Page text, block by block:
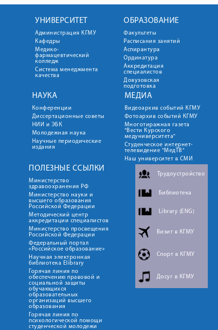
УНИВЕРСИТЕТ
Администрация КГМУ
Кафедры
Медико-
фармацевтический
колледж
Система менеджмента
качества
ОБРАЗОВАНИЕ
Факультеты
Расписания занятий
Аспирантура
Ординатура
Аккредитация
специалистов
Довузовская
подготовка
НАУКА
Конференции
Диссертационные советы
НИИ и ЭБК
Молодежная наука
Научные периодические
издания
МЕДИА
Видеоархив событий КГМУ
Фотоархив событий КГМУ
Многотиражная газета
"Вести Курского
медуниверситета"
Студенческое интернет-
телевидение "МедТВ"
Наш университет в СМИ
ПОЛЕЗНЫЕ ССЫЛКИ
Министерство
здравоохранения РФ
Министерство науки и
высшего образования
Российской Федерации
Методический центр
аккредитации специалистов
Министерство просвещения
Российской Федерации
Федеральный портал
«Российское образование»
Научная электронная
библиотека Elibrary
Горячая линия по
обеспечению правовой и
социальной защиты
обучающихся
образовательных
организаций высшего
образования
Горячая линия по
психологической помощи
студенческой молодежи
Трудоустройство
Библиотека
Library (ENG)
Визит в КГМУ
Спорт в КГМУ
Досуг в КГМУ